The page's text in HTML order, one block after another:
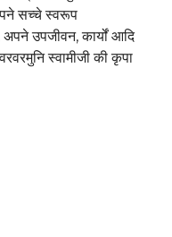
सच्चे स्वरूप
अपने उपजीवन, कार्यों आदि
स्वामीजी की कृपा